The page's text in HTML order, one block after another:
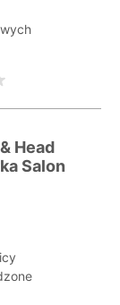
Head
Salon